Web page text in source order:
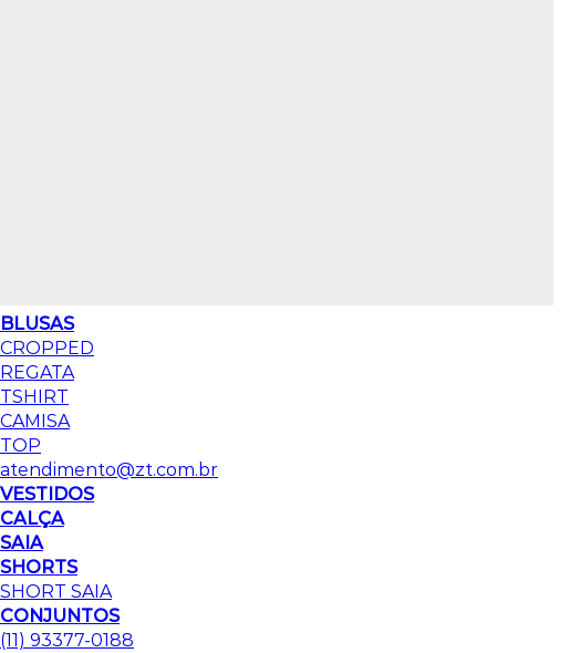
BLUSAS
CROPPED
REGATA
TSHIRT
CAMISA
TOP
atendimento@zt.com.br
VESTIDOS
CALÇA
SAIA
SHORTS
SHORT SAIA
CONJUNTOS
(11) 93377-0188